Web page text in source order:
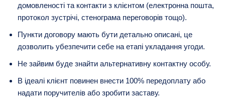
домовленості та контакти з клієнтом (електронна пошта,
протокол зустрічі, стенограма переговорів тощо).
Пункти договору мають бути детально описані, це
дозволить убезпечити себе на етапі укладання угоди.
Не зайвим буде знайти альтернативну контактну особу.
В ідеалі клієнт повинен внести 100% передоплату або
надати поручителів або зробити заставу.